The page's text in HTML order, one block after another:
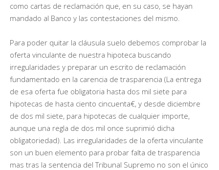
como cartas de reclamación que, en su caso, se hayan
mandado al Banco y las contestaciones del mismo.
Para poder quitar la cláusula suelo debemos comprobar la
oferta vinculante de nuestra hipoteca buscando
irregularidades y preparar un escrito de reclamación
fundamentado en la carencia de trasparencia (La entrega
de esa oferta fue obligatoria hasta dos mil siete para
hipotecas de hasta ciento cincuenta€, y desde diciembre
de dos mil siete, para hipotecas de cualquier importe,
aunque una regla de dos mil once suprimió dicha
obligatoriedad). Las irregularidades de la oferta vinculante
son un buen elemento para probar falta de trasparencia
mas tras la sentencia del Tribunal Supremo no son el único